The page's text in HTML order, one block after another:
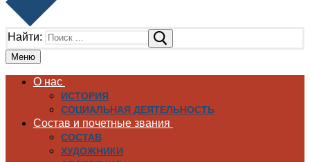
Найти:
Меню
О нас
ИСТОРИЯ
СОЦИАЛЬНАЯ ДЕЯТЕЛЬНОСТЬ
Состав и почетные звания
СОСТАВ
ХУДОЖНИКИ